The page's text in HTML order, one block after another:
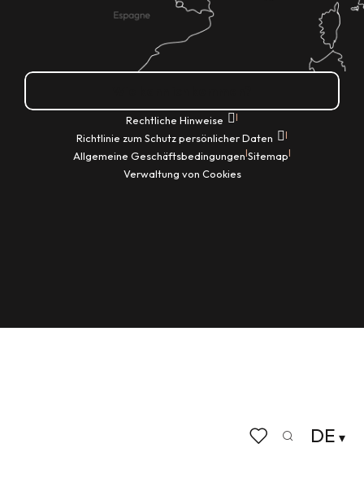
DE
Rechtliche Hinweise |
Richtlinie zum Schutz persönlicher Daten |
Allgemeine Geschäftsbedingungen|Sitemap|
Verwaltung von Cookies